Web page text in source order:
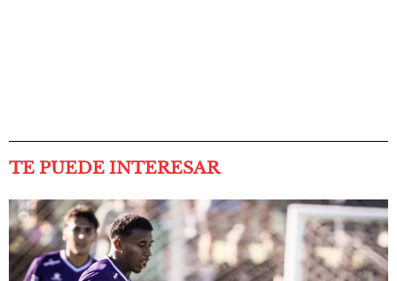
TE PUEDE INTERESAR